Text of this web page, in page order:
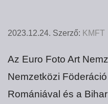
2023.12.24. Szerző: KMFT
Az Euro Foto Art
Nemzetközi
Romániával és a